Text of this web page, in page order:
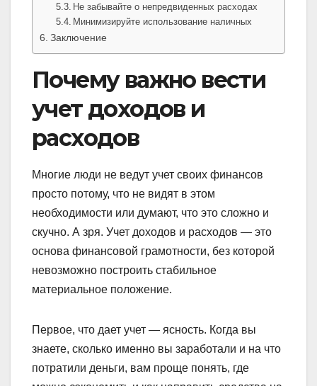
Не забывайте о непредвиденных расходах
Минимизируйте использование наличных
Заключение
Почему важно вести
учет доходов и
расходов
Многие люди не ведут учет своих финансов
просто потому, что не видят в этом
необходимости или думают, что это сложно и
скучно. А зря. Учет доходов и расходов — это
основа финансовой грамотности, без которой
невозможно построить стабильное
материальное положение.
Первое, что дает учет — ясность. Когда вы
знаете, сколько именно вы заработали и на что
потратили деньги, вам проще понять, где